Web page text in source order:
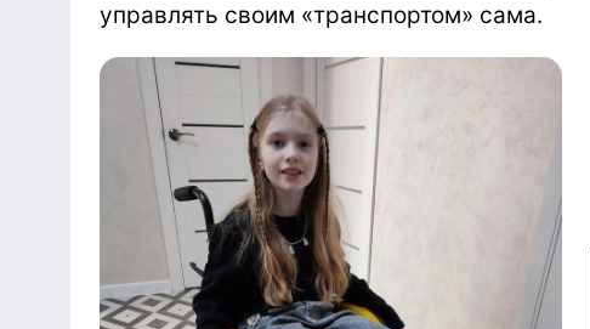
управлять своим «транспортом» сама.